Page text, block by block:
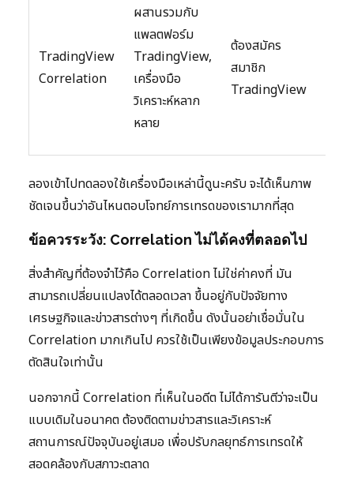
TradingView
Correlation
ผสานรวมกับ
แพลตฟอร์ม
TradingView,
เครื่องมือ
วิเคราะห์หลาก
หลาย
ต้องสมัคร
สมาชิก
TradingView
ลองเข้าไปทดลองใช้เครื่องมือเหล่านี้ดูนะครับ จะได้เห็นภาพ
ชัดเจนขึ้นว่าอันไหนตอบโจทย์การเทรดของเรามากที่สุด
ข้อควรระวัง: Correlation ไม่ได้คงที่ตลอดไป
สิ่งสำคัญที่ต้องจำไว้คือ Correlation ไม่ใช่ค่าคงที่ มัน
สามารถเปลี่ยนแปลงได้ตลอดเวลา ขึ้นอยู่กับปัจจัยทาง
เศรษฐกิจและข่าวสารต่างๆ ที่เกิดขึ้น ดังนั้นอย่าเชื่อมั่นใน
Correlation มากเกินไป ควรใช้เป็นเพียงข้อมูลประกอบการ
ตัดสินใจเท่านั้น
นอกจากนี้ Correlation ที่เห็นในอดีต ไม่ได้การันตีว่าจะเป็น
แบบเดิมในอนาคต ต้องติดตามข่าวสารและวิเคราะห์
สถานการณ์ปัจจุบันอยู่เสมอ เพื่อปรับกลยุทธ์การเทรดให้
สอดคล้องกับสภาวะตลาด